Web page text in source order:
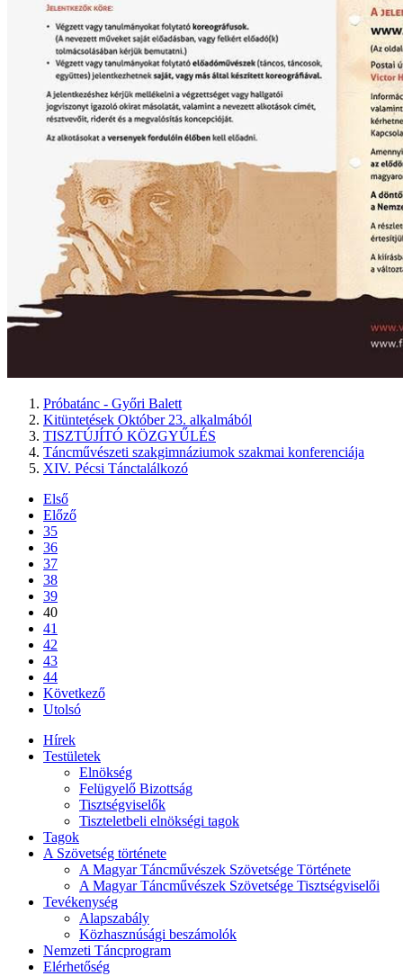
Próbatánc - Győri Balett
Kitüntetések Október 23. alkalmából
TISZTÚJÍTÓ KÖZGYŰLÉS
Táncművészeti szakgimnáziumok szakmai konferenciája
XIV. Pécsi Tánctalálkozó
Első
Előző
35
36
37
38
39
40
41
42
43
44
Következő
Utolsó
Hírek
Testületek
Elnökség
Felügyelő Bizottság
Tisztségviselők
Tiszteletbeli elnökségi tagok
Tagok
A Szövetség története
A Magyar Táncművészek Szövetsége Története
A Magyar Táncművészek Szövetsége Tisztségviselői
Tevékenység
Alapszabály
Közhasznúsági beszámolók
Nemzeti Táncprogram
Elérhetőség